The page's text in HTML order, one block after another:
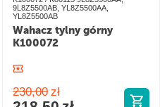
9L8Z5500AB, YL8Z5500AA,
YL8Z5500AB
Wahacz tylny górny
K100072
230,00 zł